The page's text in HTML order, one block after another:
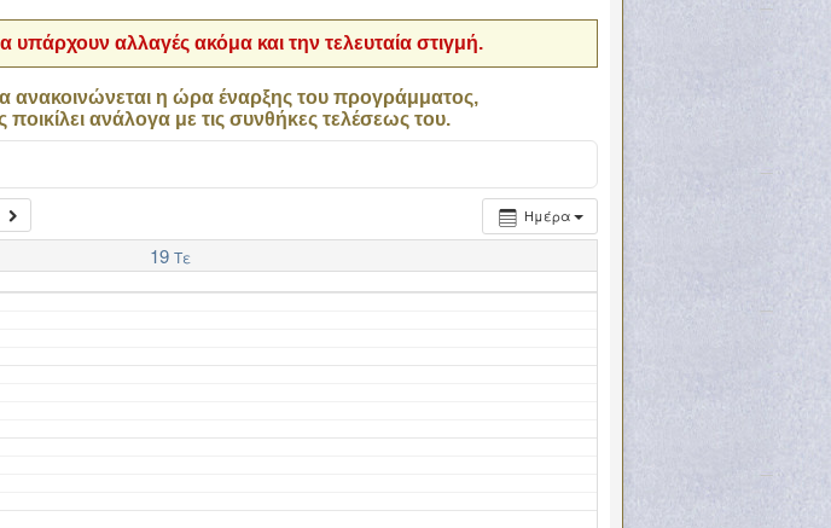
υπάρχουν αλλαγές ακόμα και την τελευταία στιγμή.
ανακοινώνεται η ώρα έναρξης του προγράμματος,
ανάλογα με τις συνθήκες τελέσεως του.
Ημέρα
19 Τε